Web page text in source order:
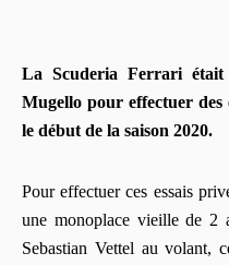
La Scuderia Ferrari
Mugello pour effectuer des
le début de la saison 2020.
Pour effectuer ces essais
une monoplace vieille de 2
Sebastian Vettel au volant,